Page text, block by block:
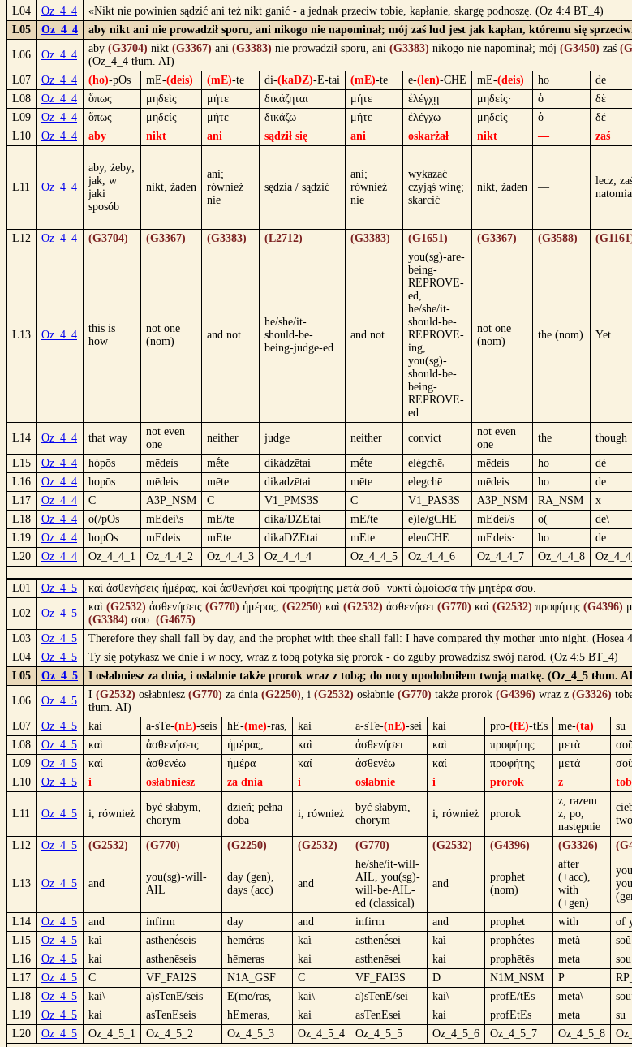
L04
Oz_4_4
«Nikt nie powinien sądzić ani też nikt ganić - a jednak przeciw tobie, kapłanie, skargę podnoszę. (Oz 4:4 BT_4)
L05
Oz_4_4 aby nikt ani nie prowadził sporu, ani nikogo nie napominał; mój zaś lud jest jak kapłan, któremu się
L06 Oz_4_4
aby (G3704) nikt (G3367) ani (G3383) nie prowadził sporu, ani (G3383) nikogo nie napominał; mój (G3450) zaś
(Oz_4_4 tłum. AI)
L07
Oz_4_4 (ho)-pOs mE-(deis) (mE)-te di-(kaDZ)-E-tai (mE)-te e-(len)-CHE mE-(deis)· ho de
L08
Oz_4_4 ὅπως μηδεὶς μήτε δικάζηται μήτε ἐλέγχῃ μηδείς· ὁ δὲ
L09
Oz_4_4 ὅπως μηδείς μήτε δικάζω μήτε ἐλέγχω μηδείς ὁ δέ
L10
Oz_4_4 aby nikt ani sądził się ani oskarżał nikt — zaś
L11 Oz_4_4
aby, żeby;
jak, w
jaki
sposób
nikt, żaden
ani;
również
nie
sędzia / sądzić
ani;
również
nie
wykazać
czyjąś winę;
skarcić
nikt, żaden —
lecz;
L12 Oz_4_4 (G3704) (G3367) (G3383) (L2712) (G3383) (G1651) (G3367) (G3588)
L13 Oz_4_4
this is
how
not one
(nom)
and not
he/she/it-
should-be-
being-judge-ed
and not
you(sg)-are-
being-
REPROVE-
ed,
he/she/it-
should-be-
REPROVE-
ing,
you(sg)-
should-be-
being-
REPROVE-
ed
not one
(nom)
the (nom) Yet
L14 Oz_4_4 that way
not even
one
neither judge neither convict
not even
one
the though
L15 Oz_4_4 hópōs mēdeìs mḗte dikádzētai mḗte elégchēᵢ mēdeís ho dè
L16
Oz_4_4 hopōs mēdeis mēte dikadzētai mēte elegchē mēdeis ho de
L17
Oz_4_4 C A3P_NSM C V1_PMS3S C V1_PAS3S A3P_NSM RA_NSM x
L18
Oz_4_4 o(/pOs mEdei\s mE/te dika/DZEtai mE/te e)le/gCHE| mEdei/s· o( de\
L19
Oz_4_4 hopOs mEdeis mEte dikaDZEtai mEte elenCHE mEdeis· ho de
L20
Oz_4_4 Oz_4_4_1 Oz_4_4_2 Oz_4_4_3 Oz_4_4_4 Oz_4_4_5 Oz_4_4_6 Oz_4_4_7 Oz_4_4_8
L01 Oz_4_5 καὶ ἀσθενήσεις ἡμέρας, καὶ ἀσθενήσει καὶ προφήτης μετὰ σοῦ· νυκτὶ ὡμοίωσα τὴν μητέρα σου.
L02 Oz_4_5
καὶ (G2532) ἀσθενήσεις (G770) ἡμέρας, (G2250) καὶ (G2532) ἀσθενήσει (G770) καὶ (G2532) προφήτης (G4396)
(G3384) σου. (G4675)
L03
Oz_4_5
Therefore they shall fall by day, and the prophet with thee shall fall: I have compared thy mother unto night. (Hosea
L04
Oz_4_5
Ty się potykasz we dnie i w nocy, wraz z tobą potyka się prorok - do zguby prowadzisz swój naród. (Oz 4:5 BT_4)
L05
Oz_4_5 I osłabniesz za dnia, i osłabnie także prorok wraz z tobą; do nocy upodobniłem twoją matkę. (Oz_4_5 tłum.
L06 Oz_4_5
I (G2532) osłabniesz (G770) za dnia (G2250), i (G2532) osłabnie (G770) także prorok (G4396) wraz z (G3326)
tłum. AI)
L07
Oz_4_5 kai a-sTe-(nE)-seis hE-(me)-ras, kai a-sTe-(nE)-sei kai pro-(fE)-tEs me-(ta) su·
L08
Oz_4_5 καὶ ἀσθενήσεις ἡμέρας, καὶ ἀσθενήσει καὶ προφήτης μετὰ
L09
Oz_4_5 καί ἀσθενέω ἡμέρα καί ἀσθενέω καί προφήτης μετά
L10
Oz_4_5 i osłabniesz za dnia i osłabnie i prorok z
L11 Oz_4_5 i, również
być słabym,
chorym
dzień; pełna
doba
i, również
być słabym,
chorym
i, również prorok
z, razem
z; po,
następnie
L12 Oz_4_5 (G2532) (G770) (G2250) (G2532) (G770) (G2532) (G4396) (G3326)
L13 Oz_4_5 and
you(sg)-will-
AIL
day (gen),
days (acc)
and
he/she/it-will-
AIL, you(sg)-
will-be-AIL-
ed (classical)
and
prophet
(nom)
after
(+acc),
with
(+gen)
L14 Oz_4_5 and infirm day and infirm and prophet with of
L15
Oz_4_5 kaì asthenḗseis hēméras kaì asthenḗsei kaì prophḗtēs metà soû
L16
Oz_4_5 kai asthenēseis hēmeras kai asthenēsei kai prophētēs meta sou
L17
Oz_4_5 C VF_FAI2S N1A_GSF C VF_FAI3S D N1M_NSM P
L18
Oz_4_5 kai\ a)sTenE/seis E(me/ras, kai\ a)sTenE/sei kai\ profE/tEs meta\
L19
Oz_4_5 kai asTenEseis hEmeras, kai asTenEsei kai profEtEs meta su·
L20
Oz_4_5 Oz_4_5_1 Oz_4_5_2 Oz_4_5_3 Oz_4_5_4 Oz_4_5_5 Oz_4_5_6 Oz_4_5_7 Oz_4_5_8